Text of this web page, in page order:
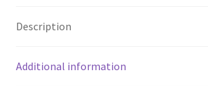
(黃
Description
Additional information